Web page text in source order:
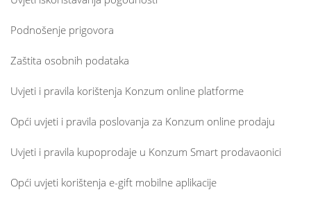
Podnošenje prigovora
Zaštita osobnih podataka
Uvjeti i pravila korištenja Konzum online platforme
Opći uvjeti i pravila poslovanja za Konzum online prodaju
Uvjeti i pravila kupoprodaje u Konzum Smart prodavaonici
Opći uvjeti korištenja e-gift mobilne aplikacije